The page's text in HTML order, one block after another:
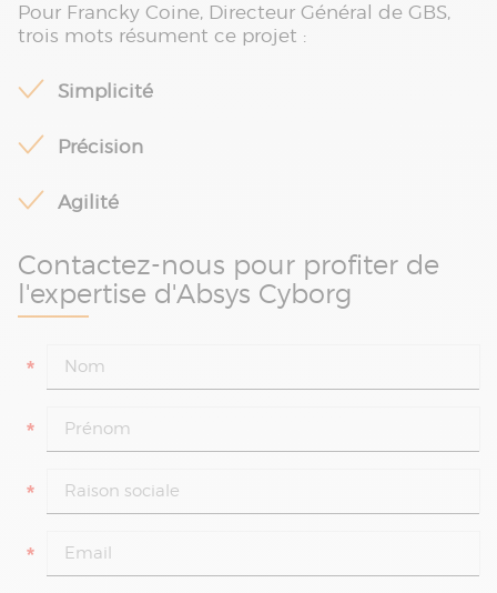
Pour Francky Coine, Directeur Général de GBS,
trois mots résument ce projet :
Simplicité
Précision
Agilité
Contactez-nous pour profiter de
l'expertise d'Absys Cyborg
*
*
*
*